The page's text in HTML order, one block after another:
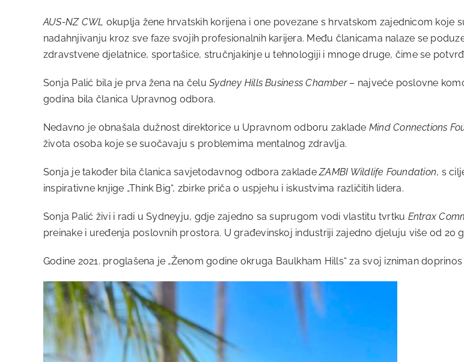
AUS-NZ CWL okuplja žene hrvatskih korijena i one povezane s hrvatskom zajednicom
nadahnjivanju kroz sve faze svojih profesionalnih karijera. Među članicama nalaze se
zdravstvene djelatnice, sportašice, stručnjakinje u tehnologiji i mnoge druge, čime se
Sonja Palić bila je prva žena na čeluSydney Hills Business Chamber– najveće poslovne
godina bila članica Upravnog odbora.
Nedavno je obnašala dužnost direktorice u Upravnom odboru zaklade Mind Connections
života osoba koje se suočavaju s problemima mentalnog zdravlja.
Sonja je također bila članica savjetodavnog odbora zakladeZAMBI Wildlife Foundation, s
inspirativne knjige „Think Big“, zbirke priča o uspjehu i iskustvima različitih lidera.
Sonja Palić živi i radi u Sydneyju, gdje zajedno sa suprugom vodi vlastitu tvrtku Entrax
preinake i uređenja poslovnih prostora. U građevinskoj industriji zajedno djeluju više od 20
Godine 2021. proglašena je „Ženom godine okruga Baulkham Hills“ za svoj izniman